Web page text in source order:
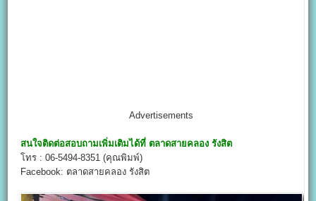
Advertisements
สนใจติดต่อสอบถามเพิ่มเติมได้ที่ ตลาดสายคลอง รังสิต
โทร : 06-5494-8351 (คุณพิมพ์)
Facebook: ตลาดสายคลอง รังสิต